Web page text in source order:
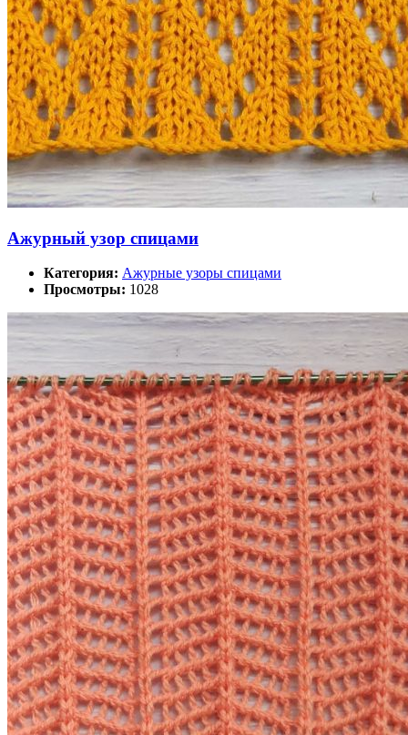
Ажурный узор спицами
Категория: Ажурные узоры спицами
Просмотры: 1028